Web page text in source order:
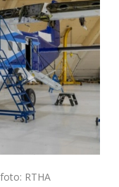
RTHA